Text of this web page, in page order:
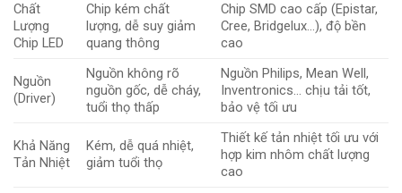
Chất
Lượng
Chip LED
Chip kém chất
lượng, dễ suy giảm
quang thông
Chip SMD cao cấp (Epistar,
Cree, Bridgelux…), độ bền
cao
Nguồn
(Driver)
Nguồn không rõ
nguồn gốc, dễ cháy,
tuổi thọ thấp
Nguồn Philips, Mean Well,
Inventronics… chịu tải tốt,
bảo vệ tối ưu
Khả Năng
Tản Nhiệt
Kém, dễ quá nhiệt,
giảm tuổi thọ
Thiết kế tản nhiệt tối ưu với
hợp kim nhôm chất lượng
cao